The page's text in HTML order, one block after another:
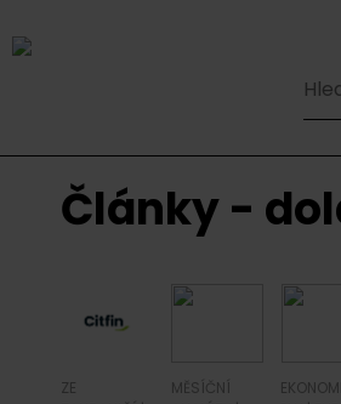
Články -
ZE
MĚSÍČNÍ